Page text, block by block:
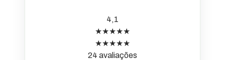
4,1
★★★★★
★★★★★
24 avaliações